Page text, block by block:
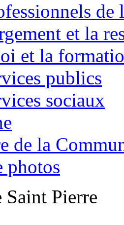
de
et la
et la
publics
sociaux
de la
photos
Saint Pierre